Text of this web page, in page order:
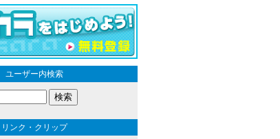
ユーザー内検索
リンク・クリップ